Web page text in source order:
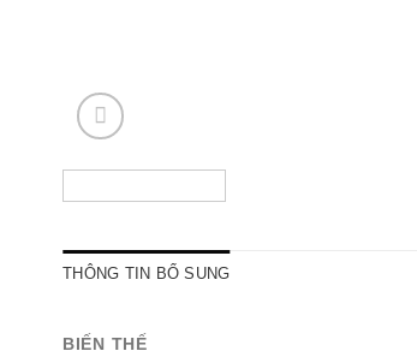
THÔNG TIN BỔ SUNG
BIẾN THẾ